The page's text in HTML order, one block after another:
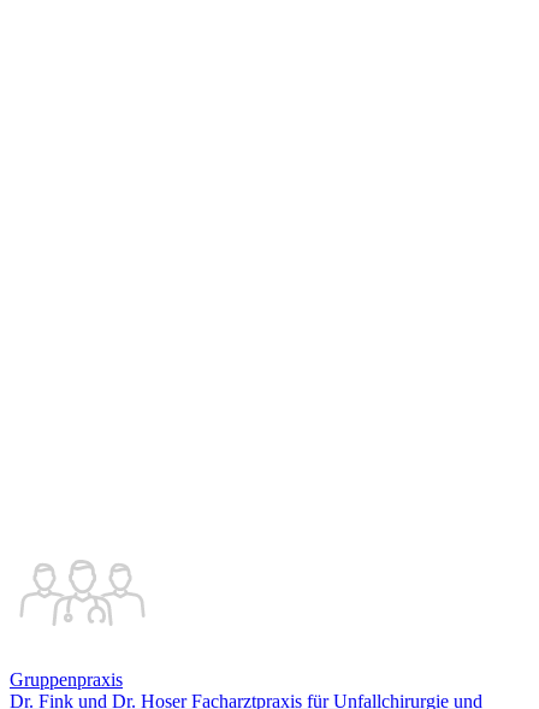
Gruppenpraxis
Dr. Fink und Dr. Hoser Facharztpraxis für Unfallchirurgie und